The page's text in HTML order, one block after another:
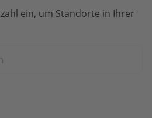
ein, um Standorte in Ihrer